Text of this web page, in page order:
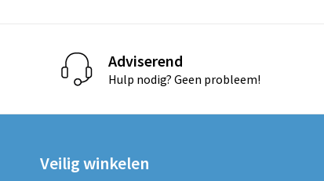
Adviserend
Hulp nodig? Geen probleem!
Veilig winkelen